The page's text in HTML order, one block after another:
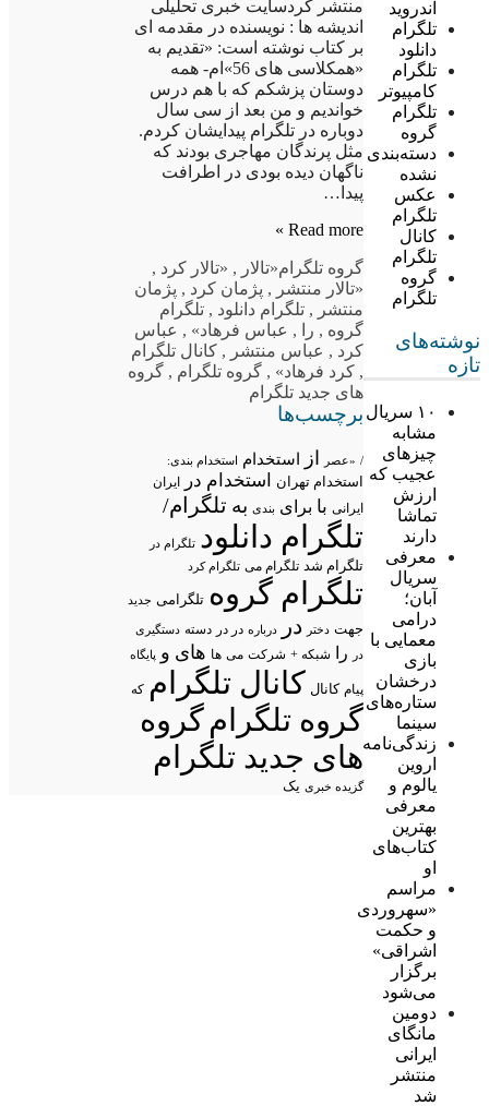
اندروید
تلگرام
دانلود
تلگرام
کامپیوتر
تلگرام
گروه
دسته‌بندی
نشده
عکس
تلگرام
کانال
تلگرام
گروه
تلگرام
نوشته‌های
تازه
۱۰ سریال
مشابه
چیزهای
عجیب که
ارزش
تماشا
دارند
معرفی
سریال
آبان؛
درامی
معمایی با
بازی
درخشان
ستاره‌های
سینما
زندگی‌نامه
اروین
یالوم و
معرفی
بهترین
کتاب‌های
او
مراسم
«سهروردی
و حکمت
اشراقی»
برگزار
می‌شود
دومین
مانگای
ایرانی
منتشر
شد
منتشر کردسایت خبری تحلیلی
اندیشه ها : نویسنده در مقدمه ای
بر کتاب نوشته است: «تقدیم به
«همکلاسی های 56»ام- همه
دوستان پزشکم که با هم درس
خواندیم و من بعد از سی سال
دوباره در تلگرام پیدایشان کردم.
مثل پرندگان مهاجری بودند که
ناگهان دیده بودی در اطرافت
پیدا…
Read more »
گروه تلگرام«تالار , «تالار کرد ,
«تالار منتشر , پژمان کرد , پژمان
منتشر , تلگرام دانلود , تلگرام
گروه , را , عباس فرهاد» , عباس
کرد , عباس منتشر , کانال تلگرام
, کرد فرهاد» , گروه تلگرام , گروه
های جدید تلگرام
برچسب‌ها
/ «عصر از استخدام استخدام بندی:
استخدام تهران استخدام در ایران
ایرانی با برای بندی به تلگرام/
تلگرام دانلود تلگرام در
تلگرام شد تلگرام می تلگرام کرد
تلگرام گروه تلگرامی جدید
جهت دختر در درباره در در دسته دستگیری
در
را شبکه + شرکت می ها های و پایگاه
پیام کانال کانال تلگرام که
گروه تلگرامگروه
های جدید تلگرام
گزیده خبری یک